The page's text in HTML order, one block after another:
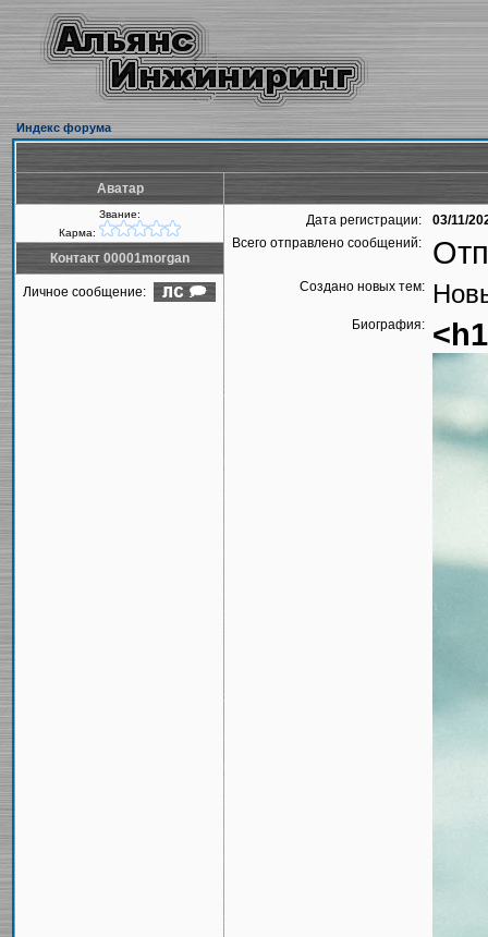
Индекс форума
Аватар
Звание:
Карма:
Дата регистрации:
03/11/
Всего отправлено сообщений:
Создано новых тем:
Биография:
Контакт 00001morgan
Личное сообщение: